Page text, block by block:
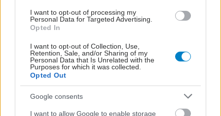
I want to opt-out of processing my
Personal Data for Targeted Advertising.
Opted In
I want to opt-out of Collection, Use,
Retention, Sale, and/or Sharing of my
Personal Data that Is Unrelated with the
Purposes for which it was collected.
Opted Out
Google consents
I want to allow Google to enable storage